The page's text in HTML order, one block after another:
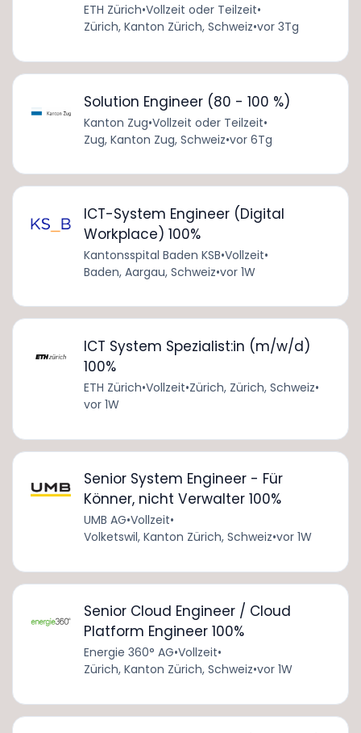
ETH Zürich•Vollzeit oder Teilzeit•
Zürich, Kanton Zürich, Schweiz•vor 3Tg
Solution Engineer (80 - 100 %)
Kanton Zug•Vollzeit oder Teilzeit•
Zug, Kanton Zug, Schweiz•vor 6Tg
ICT-System Engineer (Digital
Workplace) 100%
Kantonsspital Baden KSB•Vollzeit•
Baden, Aargau, Schweiz•vor 1W
ICT System Spezialist:in (m/w/d)
100%
ETH Zürich•Vollzeit•Zürich, Zürich, Schweiz•
vor 1W
Senior System Engineer - Für
Könner, nicht Verwalter 100%
UMB AG•Vollzeit•
Volketswil, Kanton Zürich, Schweiz•vor 1W
Senior Cloud Engineer / Cloud
Platform Engineer 100%
Energie 360° AG•Vollzeit•
Zürich, Kanton Zürich, Schweiz•vor 1W